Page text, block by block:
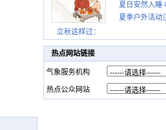
立秋这样过：
这些前兆要知
夏日安然入睡
贴士
夏季户外活动
热点网站链接
气象服务机构
热点公众网站